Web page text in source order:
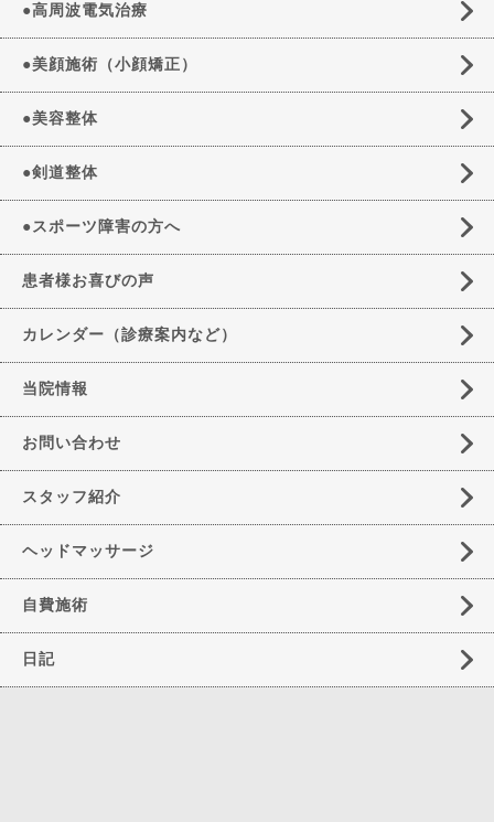
●高周波電気治療
●美顔施術（小顔矯正）
●美容整体
●剣道整体
●スポーツ障害の方へ
患者様お喜びの声
カレンダー（診療案内など）
当院情報
お問い合わせ
スタッフ紹介
ヘッドマッサージ
自費施術
日記